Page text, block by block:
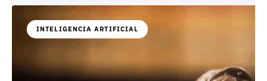
INTELIGENCIA ARTIFICIAL